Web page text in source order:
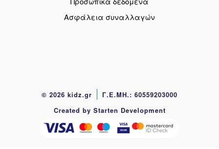
Ασφάλεια συναλλαγών
© 2026 kidz.gr
Γ.Ε.ΜΗ.: 60559203000
Created by Starten Development